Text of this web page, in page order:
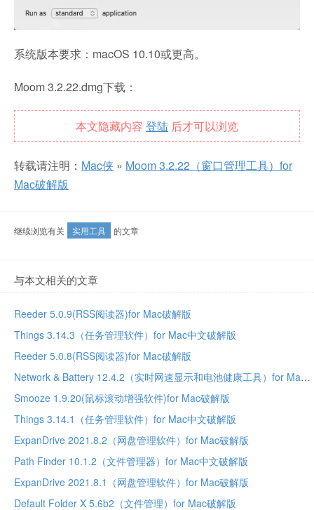
系统版本要求：macOS 10.10或更高。
Moom 3.2.22.dmg下载：
本文隐藏内容 登陆 后才可以浏览
转载请注明： Mac侠 » Moom 3.2.22（窗口管理工具）for
Mac破解版
继续浏览有关 实用工具 的文章
与本文相关的文章
Reeder 5.0.9(RSS阅读器)for Mac破解版
Things 3.14.3（任务管理软件）for Mac中文破解版
Reeder 5.0.8(RSS阅读器)for Mac破解版
Network & Battery 12.4.2（实时网速显示和电池健康工具）for Mac中文破解版
Smooze 1.9.20(鼠标滚动增强软件)for Mac破解版
Things 3.14.1（任务管理软件）for Mac中文破解版
ExpanDrive 2021.8.2（网盘管理软件）for Mac破解版
Path Finder 10.1.2（文件管理器）for Mac中文破解版
ExpanDrive 2021.8.1（网盘管理软件）for Mac破解版
Default Folder X 5.6b2（文件管理）for Mac破解版